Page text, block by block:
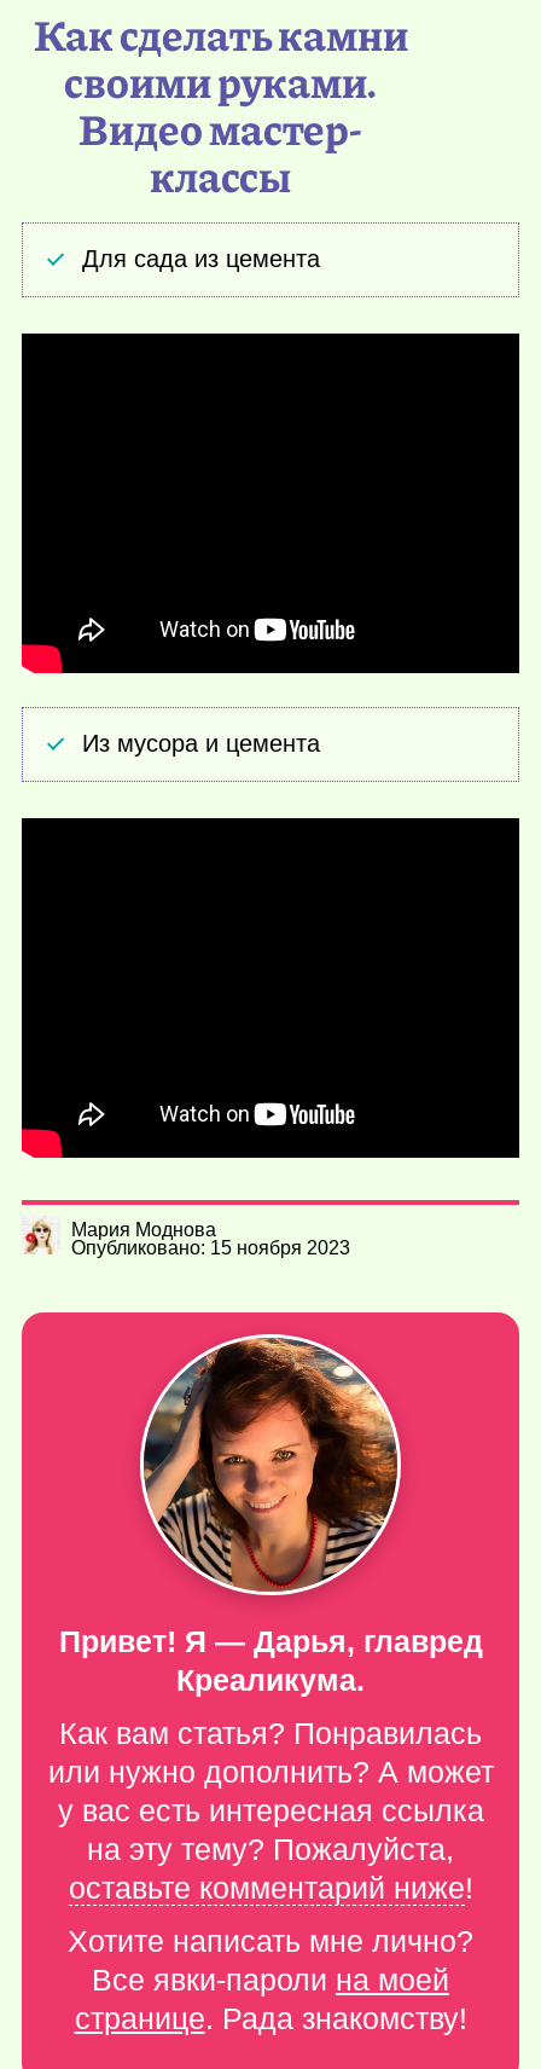
Как сделать камни
своими руками.
Видео мастер-
классы
Для сада из цемента
Из мусора и цемента
Мария Моднова
Опубликовано: 15 ноября 2023
Привет! Я — Дарья, главред
Креаликума.
Как вам статья? Понравилась
или нужно дополнить? А может
у вас есть интересная ссылка
на эту тему? Пожалуйста,
оставьте комментарий ниже!
Хотите написать мне лично?
Все явки-пароли на моей
странице. Рада знакомству!